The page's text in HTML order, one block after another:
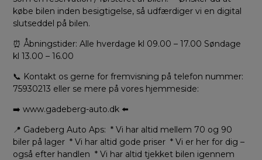
købe bilen inden besigtigelse, så udfærdiger vi en digital
slutseddel på bilen.
⏰ Åbningstider: Alle hverdage kl 09.00 – 17.00 Søndage
kl 13.00 – 16.00
📞 Kontakt os gerne for fremvisning på telefon nummer:
75930213 eller se mere på vores hjemmeside:
➡️ www.gadeberg-auto.dk ⬅️
📍 Gadeberg Auto Aps: * Vi har altid mellem 70 og 90
biler på lager * Vi har altid gode priser * Vi er her for dig –
også efter handlen * Vi har altid tjekket bilen igennem